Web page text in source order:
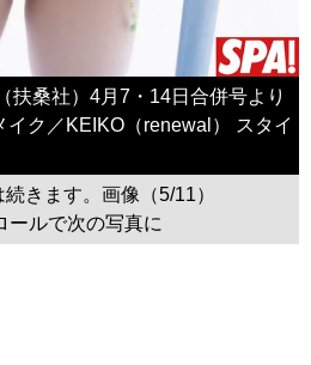
扶桑社）4月7・14日合併号より
イク／KEIKO（renewal） スタイ
きます。画像（5/11）
ールで次の写真に